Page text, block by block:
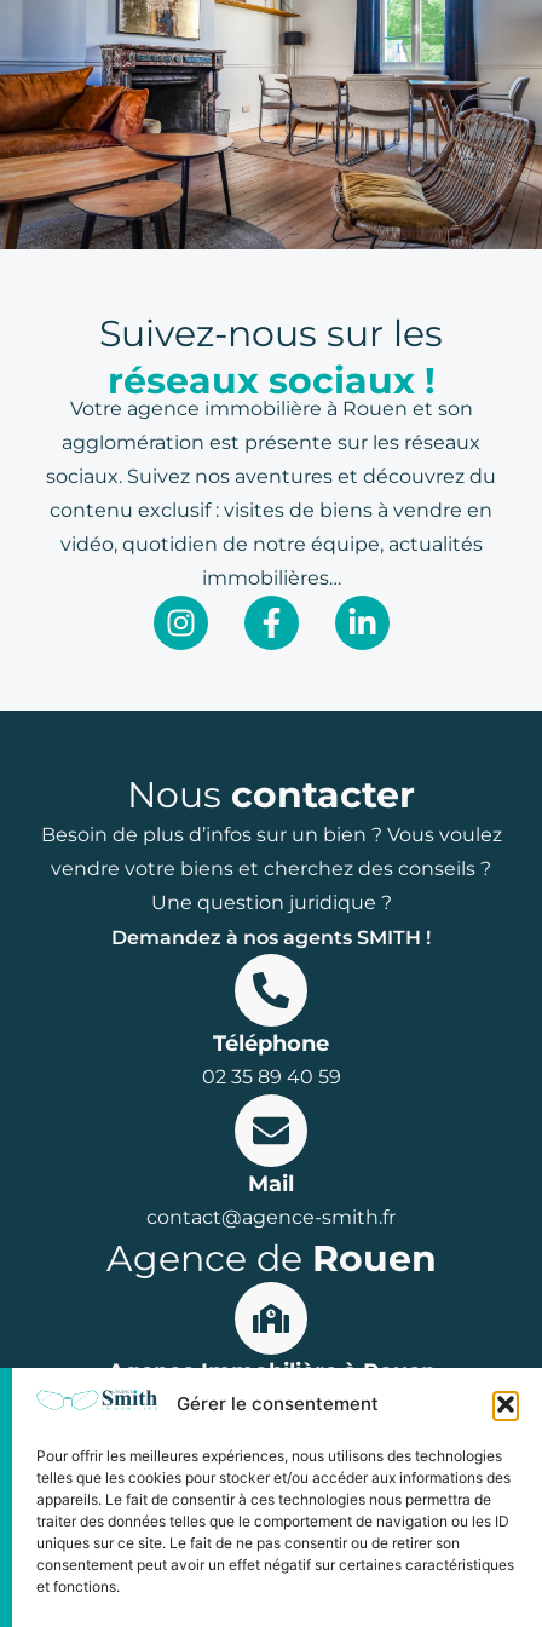
Gérer le consentement
Pour offrir les meilleures expériences, nous utilisons des technologies
telles que les cookies pour stocker et/ou accéder aux informations des
appareils. Le fait de consentir à ces technologies nous permettra de
traiter des données telles que le comportement de navigation ou les ID
uniques sur ce site. Le fait de ne pas consentir ou de retirer son
consentement peut avoir un effet négatif sur certaines caractéristiques
et fonctions.
Suivez-nous sur les
réseaux sociaux !
Votre agence immobilière à Rouen et son
agglomération est présente sur les réseaux
sociaux. Suivez nos aventures et découvrez du
contenu exclusif : visites de biens à vendre en
vidéo, quotidien de notre équipe, actualités
immobilières…
Nous contacter
Besoin de plus d’infos sur un bien ? Vous voulez
vendre votre biens et cherchez des conseils ?
Une question juridique ?
Demandez à nos agents SMITH !
Téléphone
02 35 89 40 59
Mail
contact@agence-smith.fr
Agence de Rouen
Agence Immobilière à Rouen
15 rue Jean Lecanuet, 76000 Rouen
Horaires : du lundi au vendredi
de 9h à 12h et de 14h à 18h00